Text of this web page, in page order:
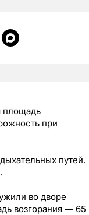
площадь
при
путей.
во дворе
возгорания — 65